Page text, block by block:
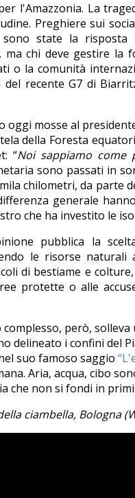
l'Amazzonia. La
Preghiere sui
sono state la
ma chi deve gestire
o la comunità
recente G7 di
oggi mosse al
della Foresta
“Noi sappiamo come
sono passati in
chilometri, da parte
generale
che ha investito le
pubblica la
le risorse naturali
di bestiame e
protette o alle
però,
delineato i confini del
suo famoso saggio
Aria, acqua, cibo
che non si fondi in
ciambella, Bologna